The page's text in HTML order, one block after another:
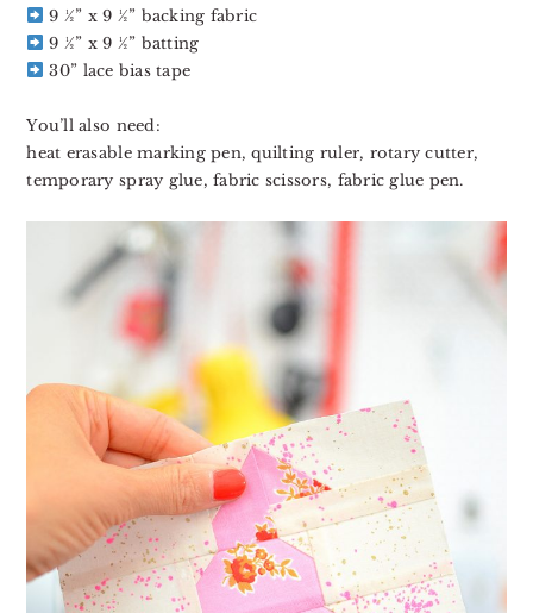
9 ½” x 9 ½” backing fabric⁣⁣⁣⁣⁣
9 ½” x 9 ½” batting⁣⁣⁣⁣⁣
30” lace bias tape⁣⁣⁣⁣⁣⁣⁣
You’ll also need:⁣⁣⁣⁣⁣⁣
heat erasable marking pen, quilting ruler, rotary cutter,
temporary spray glue, fabric scissors, fabric glue pen.⁣⁣⁣⁣⁣⁣⁣⁣